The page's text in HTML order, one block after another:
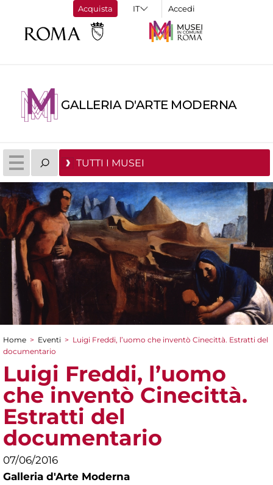
Acquista Accedi
GALLERIA D'ARTE MODERNA
TUTTI I MUSEI
Tu sei qui
Home > Eventi > Luigi Freddi, l’uomo che inventò Cinecittà. Estratti del
documentario
Luigi Freddi, l’uomo
che inventò Cinecittà.
Estratti del
documentario
07/06/2016
Galleria d'Arte Moderna